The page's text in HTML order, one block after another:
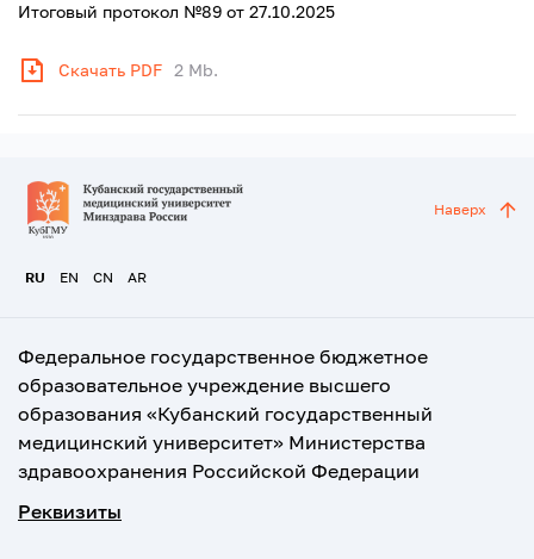
Итоговый протокол №89 от 27.10.2025
Скачать PDF 2 Mb.
RU EN CN AR
Наверх
Федеральное государственное бюджетное
образовательное учреждение высшего
образования «Кубанский государственный
медицинский университет» Министерства
здравоохранения Российской Федерации
Реквизиты